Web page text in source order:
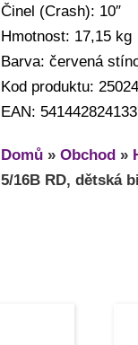
Činel (Crash): 10″
Hmotnost: 17,15 kg
Barva: červená
Kod produktu:
EAN:
Domů » Obchod »
5/16B RD, dětská